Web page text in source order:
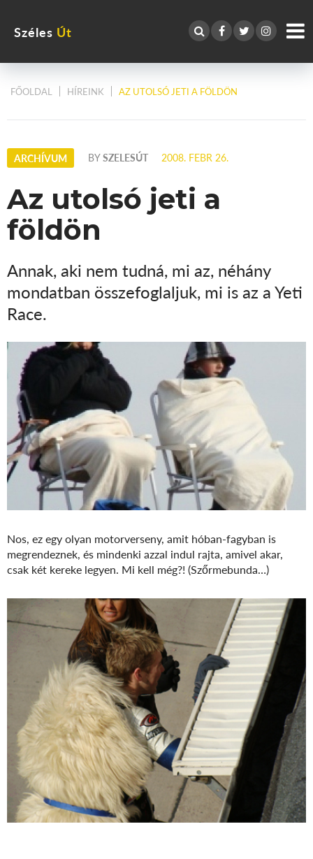
Széles Út
FŐOLDAL HÍREINK AZ UTOLSÓ JETI A FÖLDÖN
ARCHÍVUM BYSZELESÚT 2008. FEBR 26.
Az utolsó jeti a
földön
Annak, aki nem tudná, mi az, néhány
mondatban összefoglaljuk, mi is az a Yeti
Race.
Nos, ez egy olyan motorverseny, amit hóban-fagyban is
megrendeznek, és mindenki azzal indul rajta, amivel akar,
csak két kereke legyen. Mi kell még?! (Szőrmebunda…)